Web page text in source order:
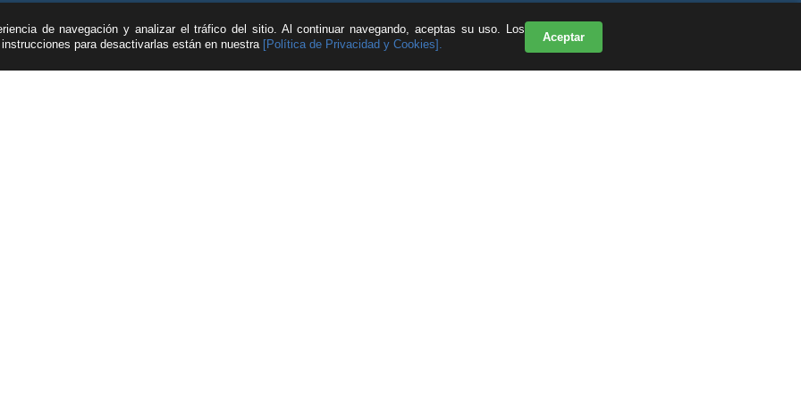
de navegación y analizar el tráfico del sitio. Al continuar navegando, aceptas su uso. Los
para desactivarlas están en nuestra [Política de Privacidad y Cookies].
Aceptar